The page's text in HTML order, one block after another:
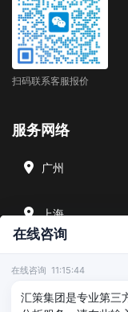
扫码联系客服报价
服务网络
广州
上海
北京
在线咨询
在线咨询 11:15:44
汇策集团是专业第三